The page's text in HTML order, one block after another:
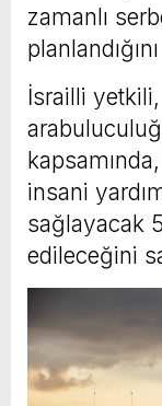
zamanlı
İsrailli
kapsamında,
insani
sağlayacak
edileceğini